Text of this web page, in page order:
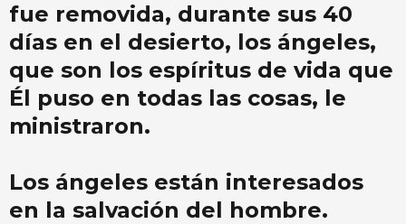
fue removida, durante sus 40
días en el desierto, los ángeles,
que son los espíritus de vida que
Él puso en todas las cosas, le
ministraron.
Los ángeles están interesados ​​
en la salvación del hombre.